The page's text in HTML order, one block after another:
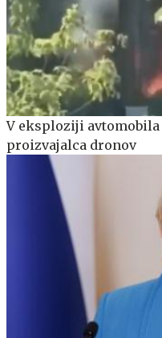
V eksploziji
proizvajalca dronov